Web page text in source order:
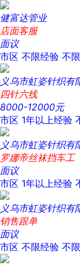
健富达管业
店面客服
面议
市区 不限经验 不
义乌市虹姿针织有
四针六线
8000-12000元
市区 1年以上经验
义乌市虹姿针织有
罗娜帝丝袜挡车工
面议
市区 1年以上经验
义乌市虹姿针织有
销售跟单
面议
市区 不限经验 不